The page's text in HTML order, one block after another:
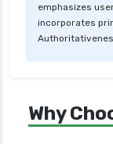
covid 19
critical
family
emphasizes
incorporates
Why